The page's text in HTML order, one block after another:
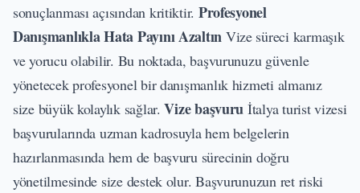
sonuçlanması açısından kritiktir. Profesyonel
Danışmanlıkla Hata Payını Azaltın Vize süreci karmaşık
ve yorucu olabilir. Bu noktada, başvurunuzu güvenle
yönetecek profesyonel bir danışmanlık hizmeti almanız
size büyük kolaylık sağlar.Vize başvuru İtalya turist vizesi
başvurularında uzman kadrosuyla hem belgelerin
hazırlanmasında hem de başvuru sürecinin doğru
yönetilmesinde size destek olur. Başvurunuzun ret riski